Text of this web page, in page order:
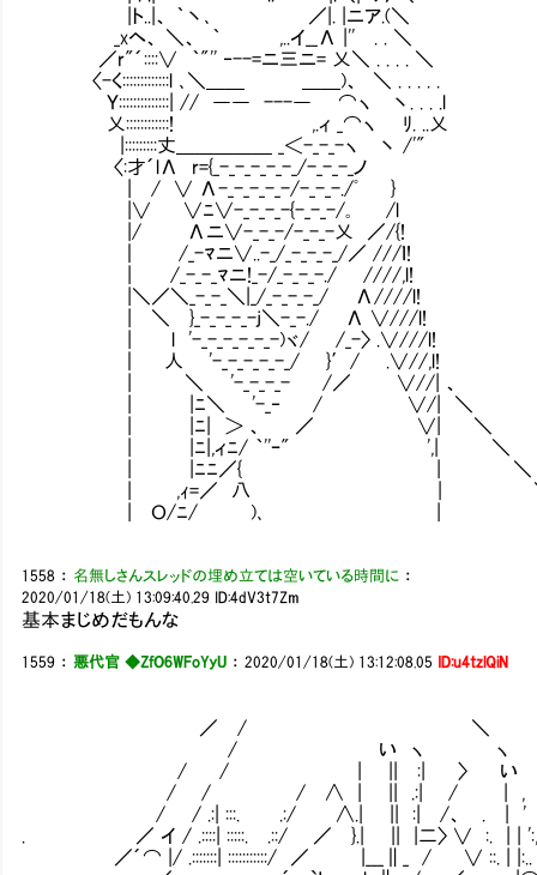
|ト..|、 ｀丶､ ／|. |ニア.(＼
_xヘ、 ＼、 ｀ ,..イ__Λ |'' . . ＼
／r"´::::∨ ｀"'' ‐--=ニ三ニ= 乂＼ . . . . ＼
〈-く:::::::::::::l ､＼＿＿ ＿＿)、 ＼ . . . . .
Ｙ::::::::::::::| // ―― ---― ⌒ヽ 丶. . . .l
乂::::::::::::! ,.ィ _⌒ヽ ﾘ. ..乂
|:::::::::丈＿＿＿＿＿ _＜-_-_-ヽ 丶 /'"
〈:才´lΛ r={_-_-_-_-_-_/-_-_-_ノ
| / ∨ Λ-_-_-_-_-/-_-_-./ﾟ }
|∨ ∨ﾆ∨-_-_-_-{-_-_-/｡ /l
|/ Λニ∨-_-_-/-_-_-乂 ／/{!
｜ /_-ﾏニ∨..-_/_-_-_-_/／ ///ｌ!
| /_-_-_ﾏニ!_-/_-_-_-./ ////,l!
|＼／＼_-_-_＼|_/_-_-_-_/ Λ////l!
| ＼ }_-_-_-_-j＼-_-./ Λ ∨///l!
| l '-_-_-_-_-_-)ヾ/ /_-〉 .∨///l!
｜ 人 '-_-_-_-_-_/ }′/ .∨//,l!
| ＼ '-_-_-_- /／ ∨//| 、
| |ﾆ＼ '-_‐ / ∨/| ＼
| |ﾆ| ＞ 、 ／ ∨| ＼
| |ﾆ|,ィﾆ/ ｀''ｰ" ',| ＼
| |ﾆﾆ／{ | ＼
| ,ｨ=／ 八 |
| Ｏ/ﾆ/ )､ |
1558 ： 名無しさんスレッドの埋め立ては空いている時間に ：
2020/01/18(土) 13:09:40.29 ID:4dV3t7Zm
基本まじめだもんな
1559 ：悪代官 ◆ZfO6WFoYyU ：2020/01/18(土) 13:12:08.05 ID:u4tzlQiN
／ / ＼
/ い ヽ ヽ
/ / | || :| 〉 い
/ / / ∧ | || .:| / | ,
/ / .:| :::. .:/ ∧.| || :| /、 . | '
. ／ イ / .::::| :::::. .::/ ／ }.| || |二〉 ∨ :. | |
／´⌒ |/ .:::::::| :::::::::::/ ／ |___∥_ / ∨ ::. | |:..